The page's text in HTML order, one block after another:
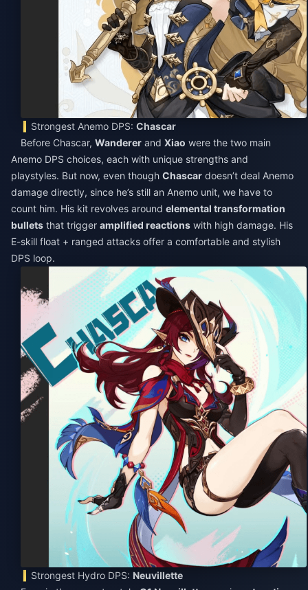
Strongest Anemo DPS:Chascar
Before Chascar, Wanderer and Xiao were the two main
Anemo DPS choices, each with unique strengths and
playstyles. But now, even though Chascar doesn’t deal Anemo
damage directly, since he’s still an Anemo unit, we have to
count him. His kit revolves around elemental transformation
bullets that trigger amplified reactions with high damage. His
E-skill float + ranged attacks offer a comfortable and stylish
DPS loop.
Strongest Hydro DPS:Neuvillette